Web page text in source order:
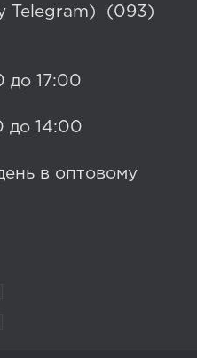
у Telegram) (093)
до 17:00
до 14:00
в оптовому